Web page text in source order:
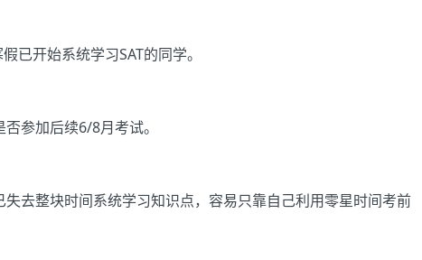
已开始系统学习SAT的同学。
参加后续6/8月考试。
去整块时间系统学习知识点，容易只靠自己利用零星时间考前